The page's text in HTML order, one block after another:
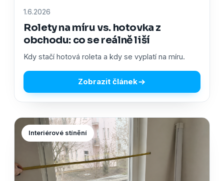
1.6.2026
Rolety na míru vs. hotovka z
obchodu: co se reálně liší
Kdy stačí hotová roleta a kdy se vyplatí na míru.
Zobrazit článek
Interiérové stínění